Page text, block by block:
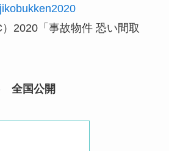
2020「事故物件 恐い間取
全国公開